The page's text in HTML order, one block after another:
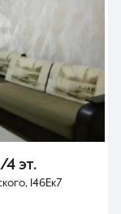
1/4 эт.
146Ек7